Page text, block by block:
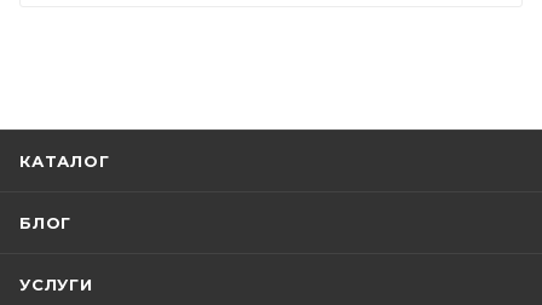
КАТАЛОГ
БЛОГ
УСЛУГИ